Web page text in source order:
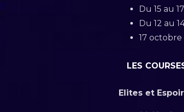
Du 15 au
Du 12 au
17 octobre
LES
Elites et